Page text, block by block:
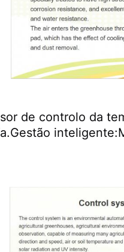
de controlo da